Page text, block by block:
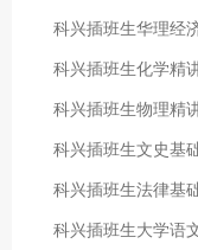
科兴插班生华理经
科兴插班生化学精
科兴插班生物理精
科兴插班生文史基
科兴插班生法律基
科兴插班生大学语